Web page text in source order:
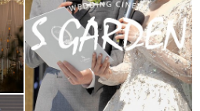
S가든웨딩홀